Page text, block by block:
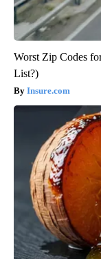
Worst Zip Codes
List?)
Insure.com